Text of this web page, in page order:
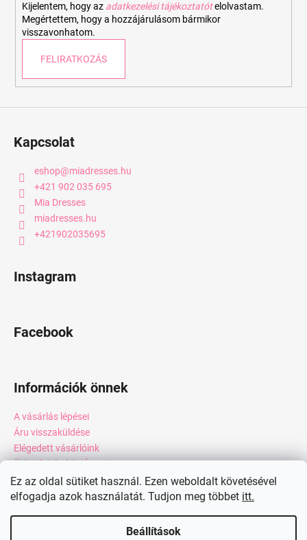
Ez az oldal sütiket használ. Ezen weboldalt követésével
elfogadja azok használatát. Tudjon meg többet itt.
Beállítások
Kijelentem, hogy az adatkezelési tájékoztatót elolvastam.
Megértettem, hogy a hozzájárulásom bármikor
visszavonhatom.
FELIRATKOZÁS
Kapcsolat
eshop@miadresses.hu
+421 902 035 695
Mia Dresses
miadresses.hu
+421902035695
Instagram
Facebook
Információk önnek
A vásárlás lépései
Áru visszaküldése
Elégedett vásárlóink
Üzleti feltételek (ÁSZF)
Adatkezelési tájékoztató
Webáruház értékelése